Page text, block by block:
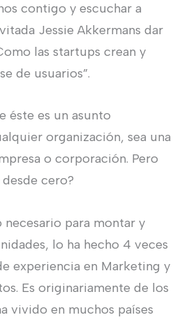
contigo y escuchar a
Jessie Akkermans dar
las startups crean y
de usuarios”.
éste es un asunto
organización, sea una
o corporación. Pero
cero?
necesario para montar y
lo ha hecho 4 veces
experiencia en Marketing y
Es originariamente de los
vivido en muchos países